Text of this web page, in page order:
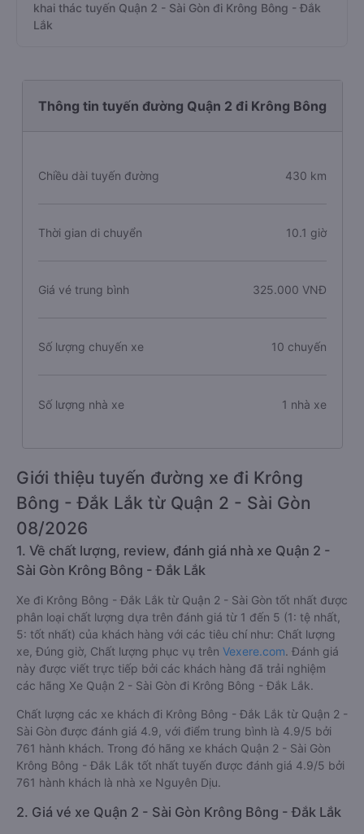
khai thác tuyến Quận 2 - Sài Gòn đi Krông Bông - Đắk
Lắk
Thông tin tuyến đường Quận 2 đi Krông Bông
Chiều dài tuyến đường 430 km
Thời gian di chuyển 10.1 giờ
Giá vé trung bình 325.000 VNĐ
Số lượng chuyến xe 10 chuyến
Số lượng nhà xe 1 nhà xe
Giới thiệu tuyến đường xe đi Krông
Bông - Đắk Lắk từ Quận 2 - Sài Gòn
08/2026
1. Về chất lượng, review, đánh giá nhà xe Quận 2 -
Sài Gòn Krông Bông - Đắk Lắk
Xe đi Krông Bông - Đắk Lắk từ Quận 2 - Sài Gòn tốt nhất được
phân loại chất lượng dựa trên đánh giá từ 1 đến 5 (1: tệ nhất,
5: tốt nhất) của khách hàng với các tiêu chí như: Chất lượng
xe, Đúng giờ, Chất lượng phục vụ trên Vexere.com. Đánh giá
này được viết trực tiếp bởi các khách hàng đã trải nghiệm
các hãng Xe Quận 2 - Sài Gòn đi Krông Bông - Đắk Lắk.
Chất lượng các xe khách đi Krông Bông - Đắk Lắk từ Quận 2 -
Sài Gòn được đánh giá 4.9, với điểm trung bình là 4.9/5 bởi
761 hành khách. Trong đó hãng xe khách Quận 2 - Sài Gòn
Krông Bông - Đắk Lắk tốt nhất tuyến được đánh giá 4.9/5 bởi
761 hành khách là nhà xe Nguyên Dịu.
2. Giá vé xe Quận 2 - Sài Gòn Krông Bông - Đắk Lắk